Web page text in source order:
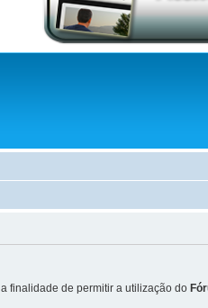
finalidade de permitir a utilização do